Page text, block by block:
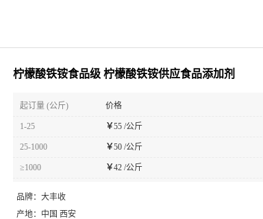
柠檬酸铁铵食品级 柠檬酸铁铵供应食品添加剂
起订量 (公斤) 价格
1-25 ￥55 /公斤
25-1000 ￥50 /公斤
≥1000 ￥42 /公斤
品牌： 大丰收
产地： 中国 西安